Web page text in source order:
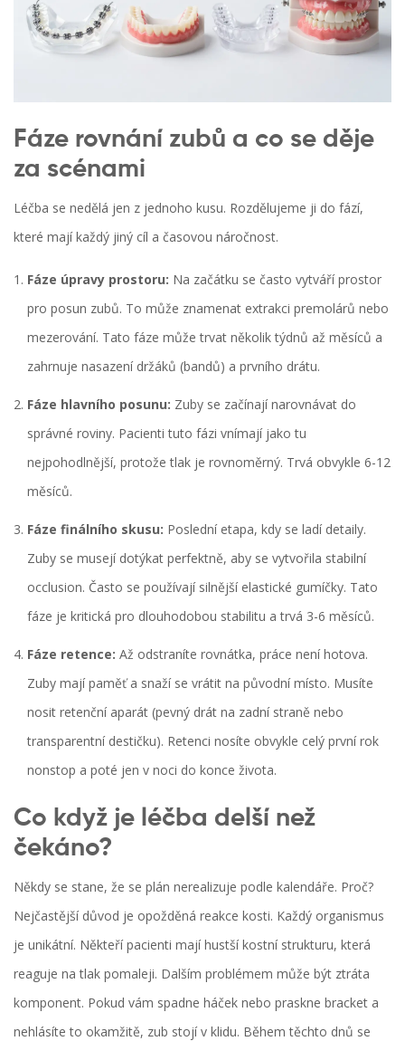
Fáze rovnání zubů a co se děje
za scénami
Léčba se nedělá jen z jednoho kusu. Rozdělujeme ji do fází,
které mají každý jiný cíl a časovou náročnost.
Fáze úpravy prostoru: Na začátku se často vytváří prostor
pro posun zubů. To může znamenat extrakci premolárů nebo
mezerování. Tato fáze může trvat několik týdnů až měsíců a
zahrnuje nasazení držáků (bandů) a prvního drátu.
Fáze hlavního posunu: Zuby se začínají narovnávat do
správné roviny. Pacienti tuto fázi vnímají jako tu
nejpohodlnější, protože tlak je rovnoměrný. Trvá obvykle 6-12
měsíců.
Fáze finálního skusu: Poslední etapa, kdy se ladí detaily.
Zuby se musejí dotýkat perfektně, aby se vytvořila stabilní
occlusion. Často se používají silnější elastické gumíčky. Tato
fáze je kritická pro dlouhodobou stabilitu a trvá 3-6 měsíců.
Fáze retence: Až odstraníte rovnátka, práce není hotova.
Zuby mají paměť a snaží se vrátit na původní místo. Musíte
nosit retenční aparát (pevný drát na zadní straně nebo
transparentní destičku). Retenci nosíte obvykle celý první rok
nonstop a poté jen v noci do konce života.
Co když je léčba delší než
čekáno?
Někdy se stane, že se plán nerealizuje podle kalendáře. Proč?
Nejčastější důvod je opožděná reakce kosti. Každý organismus
je unikátní. Někteří pacienti mají hustší kostní strukturu, která
reaguje na tlak pomaleji. Dalším problémem může být ztráta
komponent. Pokud vám spadne háček nebo praskne bracket a
nehlásíte to okamžitě, zub stojí v klidu. Během těchto dnů se